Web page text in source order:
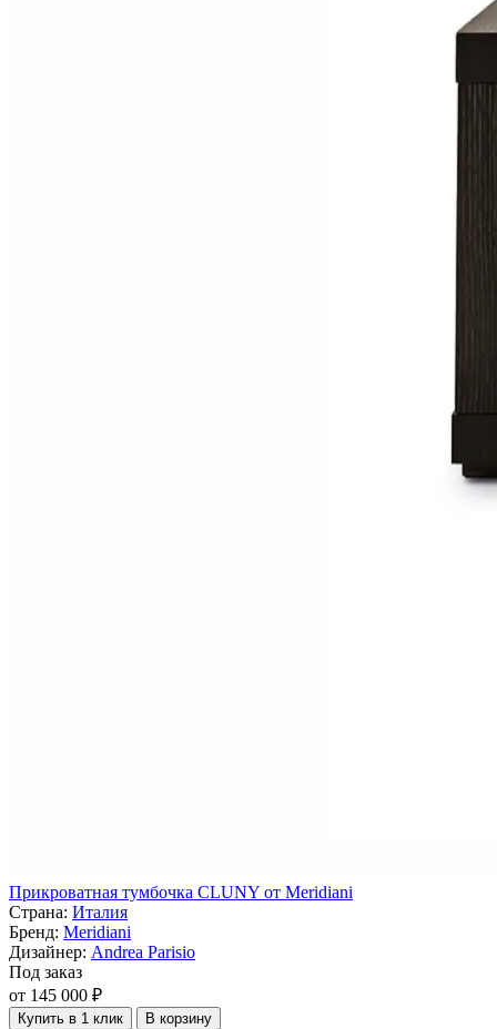
Прикроватная тумбочка CLUNY от Meridiani
Страна: Италия
Бренд: Meridiani
Дизайнер: Andrea Parisio
Под заказ
от 145 000 ₽
Купить в 1 клик В корзину